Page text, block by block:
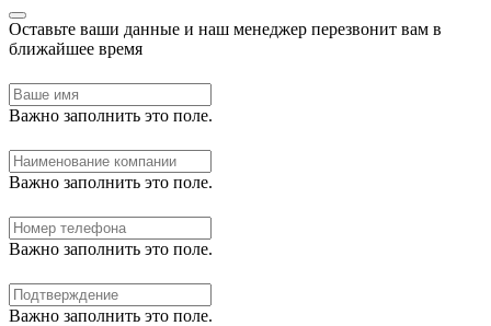
Оставьте ваши данные и наш менеджер перезвонит вам в
ближайшее время
Важно заполнить это поле.
Важно заполнить это поле.
Важно заполнить это поле.
Важно заполнить это поле.